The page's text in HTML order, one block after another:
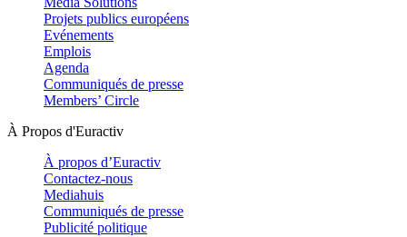
Projets publics européens
Evénements
Emplois
Agenda
Communiqués de presse
Members’ Circle
À Propos d'Euractiv
À propos d’Euractiv
Contactez-nous
Mediahuis
Communiqués de presse
Publicité politique